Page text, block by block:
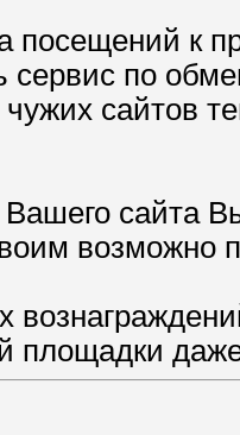
посещений к
сервис по
сайтов
сайта
возможно
площадки